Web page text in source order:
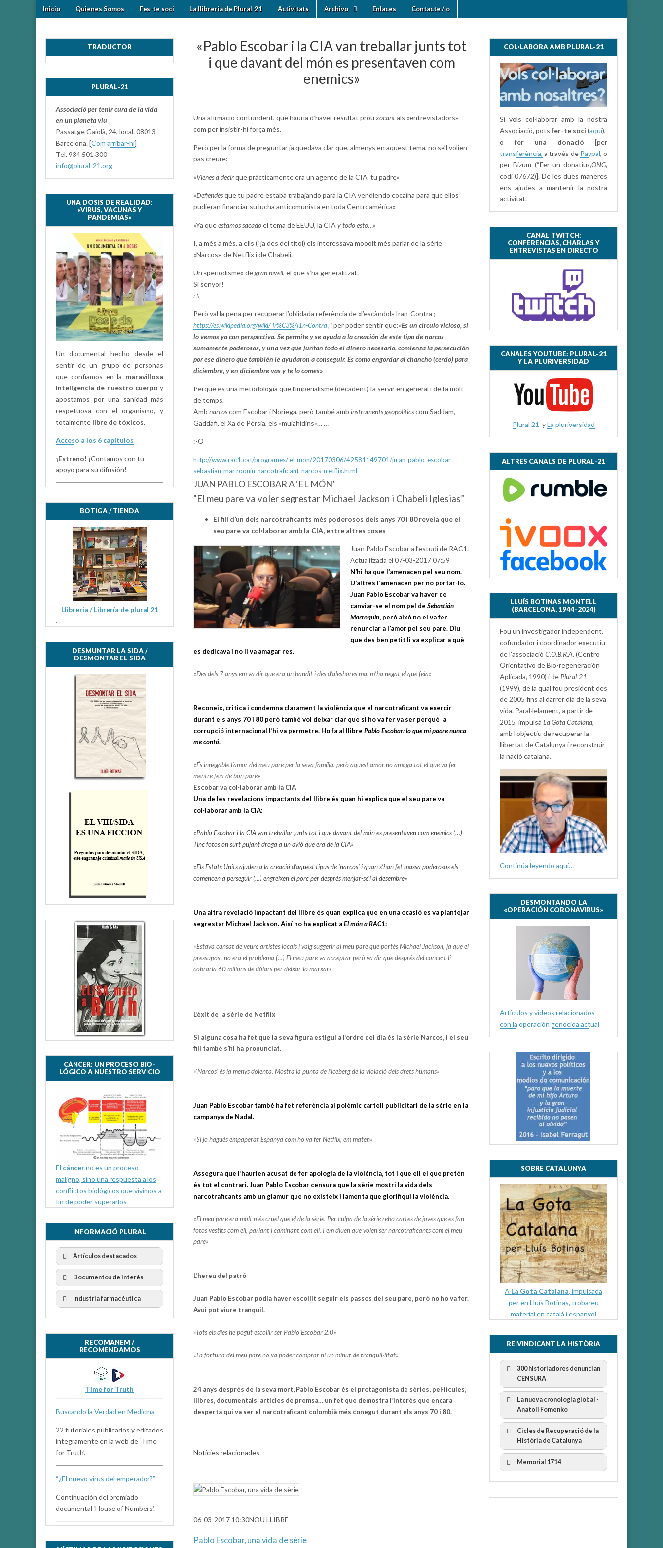
plural-
21.org
Main
menu
SkipInicio Quienes Somos Fes-te soci La llibreria de Plural-21 Activitats Archivo Enlaces Contacte / o
«Pablo Escobar i la CIA van treballar junts tot
i que davant del món es presentaven com
enemics»
Una afirmació contundent, que hauria d’haver resultat prou xocantals «entrevistadors»
com per insistir-hi força més.
Però per la forma de preguntar ja quedava clar que, almenys en aquest tema, no se’l volien
pas creure:
«Vienes a decirque prácticamente era un agente de la CIA, tu padre»
«Defiendesque tu padre estaba trabajando para la CIA vendiendo cocaína para que ellos
pudieran financiar su lucha anticomunista en toda Centroamérica»
«Ya queestamos sacadoel tema de EEUU, la CIA y todo esto…»
I, a més a més, a ells (i ja des del títol) els interessava mooolt més parlar de la sèrie
«Narcos», de Netflix i de Chabeli.
Un «periodisme» degran nivell, el que s’ha generalitzat.
Sí senyor!
:-\
Però val la pena per recuperar l’oblidada referència de «l’escàndol» Iran-Contra (
https://es.wikipedia.org/wiki/ Ir%C3%A1n-Contra ) i per poder sentir que:«Es un círculo vicioso, si
lo vemos ya con perspectiva. Se permite y se ayuda a la creación de este tipo de narcos
sumamente poderosos, y una vez que juntan todo el dinero necesario, comienza la persecución
por ese dinero que también le ayudaron a conseguir. Es como engordar al chancho (cerdo) para
diciembre, y en diciembre vas y te lo comes»
Perquè és una metodologia que l’imperialisme (decadent) fa servir en general i de fa molt
de temps.
Amb narcoscom Escobar i Noriega, però també amb instruments geopolíticscom Saddam,
Gaddafi, el Xa de Pèrsia, els «mujahidins»… …
:-O
http://www.rac1.cat/programes/ el-mon/20170306/42581149701/ju an-pablo-escobar-
sebastian-mar roquin-narcotraficant-narcos-n etflix.html
JUAN PABLO ESCOBAR A ‘EL MÓN’
“El meu pare va voler segrestar Michael Jackson i Chabeli Iglesias”
El fill d’un dels narcotraficants més poderosos dels anys 70 i 80 revela que el
seu pare va col·laborar amb la CIA, entre altres coses
Juan Pablo Escobar a l’estudi de RAC1.
Actualitzada el 07-03-2017 07:59
N’hi ha que l’amenacen pel seu nom.
D’altres l’amenacen per no portar-lo.
Juan Pablo Escobar va haver de
canviar-se el nom pel de Sebastián
Marroquín, però això no el va fer
renunciar a l’amor pel seu pare. Diu
que des ben petit li va explicar a què
es dedicava i no li va amagar res.
«Des dels 7 anys em va dir que era un bandit i des d’aleshores mai m’ha negat el que feia»
Reconeix, critica i condemna clarament la violència que el narcotraficant va exercir
durant els anys 70 i 80 però també vol deixar clar que si ho va fer va ser perquè la
corrupció internacional l’hi va permetre. Ho fa al llibre Pablo Escobar: lo que mi padre nunca
me contó.
«És innegable l’amor del meu pare per la seva família, però aquest amor no amaga tot el que va fer
mentre feia de bon pare»
Escobar va col·laborar amb la CIA
Una de les revelacions impactants del llibre és quan hi explica que el seu pare va
col·laborar amb la CIA:
«Pablo Escobar i la CIA van treballar junts tot i que davant del món es presentaven com enemics (…)
Tinc fotos on surt pujant droga a un avió que era de la CIA»
«Els Estats Units ajuden a la creació d’aquest tipus de ‘narcos’ i quan s’han fet massa poderosos els
comencen a perseguir (…) engreixen el porc per després menjar-se’l al desembre»
Una altra revelació impactant del llibre és quan explica que en una ocasió es va plantejar
segrestar Michael Jackson. Així ho ha explicat aEl món a RAC1:
«Estava cansat de veure artistes locals i vaig suggerir al meu pare que portés Michael Jackson, ja que el
pressupost no era el problema (…) El meu pare va acceptar però va dir que després del concert li
cobraria 60 milions de dòlars per deixar-lo marxar»
L’èxit de la sèrie de Netflix
Si alguna cosa ha fet que la seva figura estigui a l’ordre del dia és la sèrie Narcos, i el seu
fill també s’hi ha pronunciat.
«‘Narcos’ és la menys dolenta. Mostra la punta de l’iceberg de la violació dels drets humans»
Juan Pablo Escobar també ha fet referència al polèmic cartell publicitari de la sèrie en la
campanya de Nadal.
«Si jo hagués empaperat Espanya com ho va fer Netflix, em maten»
Assegura que l’haurien acusat de fer apologia de la violència, tot i que ell el que pretén
és tot el contrari. Juan Pablo Escobar censura que la sèrie mostri la vida dels
narcotraficants amb un glamur que no existeix i lamenta que glorifiqui la violència.
«El meu pare era molt més cruel que el de la sèrie. Per culpa de la sèrie rebo cartes de joves que es fan
fotos vestits com ell, parlant i caminant com ell. I em diuen que volen ser narcotraficants com el meu
pare»
L’hereu del patró
Juan Pablo Escobar podia haver escollit seguir els passos del seu pare, però no ho va fer.
Avui pot viure tranquil.
«Tots els dies he pogut escollir ser Pablo Escobar 2.0»
«La fortuna del meu pare no va poder comprar ni un minut de tranquil·litat»
24 anys després de la seva mort, Pablo Escobar és el protagonista de sèries, pel·lícules,
llibres, documentals, articles de premsa… un fet que demostra l’interès que encara
desperta qui va ser el narcotraficant colombià més conegut durant els anys 70 i 80.
Notícies relacionades
06-03-2017 10:30NOU LLIBRE
Pablo Escobar, una vida de sèrie
TRADUCTOR
PLURAL-21
Associació per tenir cura de la vida
en un planeta viu
Passatge Gaiolà, 24, local. 08013
Barcelona. [Com arribar-hi]
Tel. 934 501 300
info@plural-21.org
UNA DOSIS DE REALIDAD:
«VIRUS, VACUNAS Y
PANDEMIAS»
Un documental hecho desde el
sentir de un grupo de personas
que confiamos en la maravillosa
inteligencia de nuestro cuerpo y
apostamos por una sanidad más
respetuosa con el organismo, y
totalmente libre de tóxicos.
Acceso a los 6 capítulos
¡Estreno! ¡Contamos con tu
apoyo para su difusión!
BOTIGA / TIENDA
Llibreria / Librería de plural 21
.
DESMUNTAR LA SIDA /
DESMONTAR EL SIDA
CÁNCER: UN PROCESO BIO-
LÓGICO A NUESTRO SERVICIO
El cáncerno es un proceso
maligno, sino una respuesta a los
conflictos biológicos que vivimos a
fin de poder superarlos
INFORMACIÓ PLURAL
Artículos destacados
Documentos de interés
Industria farmacéutica
RECOMANEM /
RECOMENDAMOS
Time for Truth
Buscando la Verdad en Medicina
22 tutoriales publicados y editados
íntegramente en la web de ‘Time
for Truth’.
“¿El nuevo virus del emperador?”
Continuación del premiado
documental ‘House of Numbers’.
COL·LABORA AMB PLURAL-21
Si vols col·laborar amb la nostra
Associació, pots fer-te soci (aquí),
o fer una donació [per
transferència, a través de Paypal, o
per Bizum (“Fer un donatiu»,ONG,
codi 07672)]. De les dues maneres
ens ajudes a mantenir la nostra
activitat.
CANAL TWITCH:
CONFERENCIAS, CHARLAS Y
ENTREVISTAS EN DIRECTO
CANALES YOUTUBE: PLURAL-21
Y LA PLURIVERSIDAD
Plural 21 yLa pluriversidad
ALTRES CANALS DE PLURAL-21
LLUÍS BOTINAS MONTELL
(BARCELONA, 1944–2024)
Fou un investigador independent,
cofundador i coordinador executiu
de l’associació C.O.B.R.A. (Centro
Orientativo de Bio-regeneración
Aplicada, 1990) i dePlural-21
(1999), de la qual fou president des
de 2005 fins al darrer dia de la seva
vida. Paral·lelament, a partir de
2015, impulsà La Gota Catalana,
amb l’objectiu de recuperar la
llibertat de Catalunya i reconstruir
la nació catalana.
Continúa leyendo aquí…
DESMONTANDO LA
«OPERACIÓN CORONAVIRUS»
Artículos y videos relacionados
con la operación genocida actual
SOBRE CATALUNYA
A La Gota Catalana, impulsada
per en Lluís Botinas, trobareu
material en català i espanyol
REIVINDICANT LA HISTÒRIA
300 historiadores denuncian
CENSURA
300 Historiadors denuncien al
“Gobierno Español” per la censura
La nueva cronología global -
Anatoli Fomenko
Cicles de Recuperació de la
Història de Catalunya
I Cicle Història i Censura
II Cicle Història i Censura
Memorial 1714